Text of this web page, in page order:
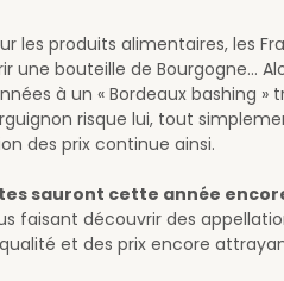
les produits alimentaires, les
une bouteille de Bourgogne…
à un « Bordeaux bashing »
risque lui, tout
des prix continue ainsi.
sauront cette année
faisant découvrir des
et des prix encore